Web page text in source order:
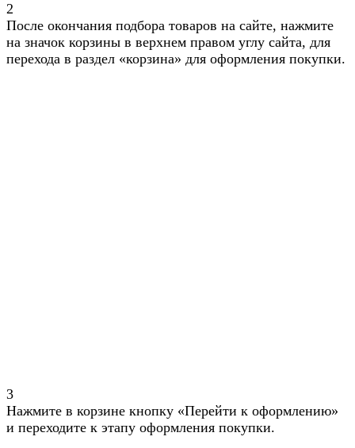
2
После окончания подбора товаров на сайте, нажмите
на значок корзины в верхнем правом углу сайта, для
перехода в раздел «корзина» для оформления покупки.
3
Нажмите в корзине кнопку «Перейти к оформлению»
и переходите к этапу оформления покупки.